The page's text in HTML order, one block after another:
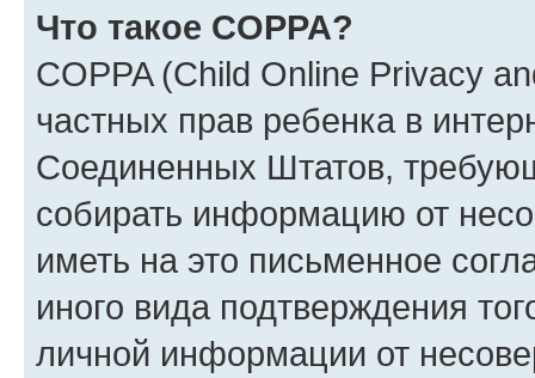
Что такое COPPA?
COPPA (Child Online Privacy
частных прав ребенка в
Соединенных Штатов,
собирать информацию от
иметь на это письменное
иного вида подтверждения
личной информации от